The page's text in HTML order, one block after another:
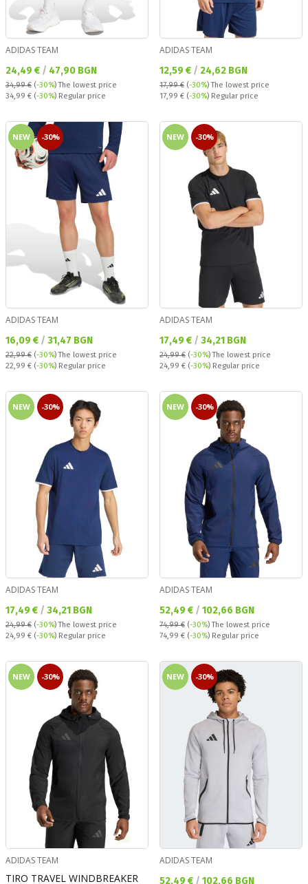
ADIDAS TEAM
Текуща цена:
24,49 € / 47,90 BGN
34,99 € (-30%)The lowest price
Regular price:
34,99 € (-30%) Regular price
ADIDAS TEAM
Текуща цена:
12,59 € / 24,62 BGN
17,99 € (-30%)The lowest price
Regular price:
17,99 € (-30%) Regular price
NEW -30%
ADIDAS TEAM
Текуща цена:
16,09 € / 31,47 BGN
22,99 € (-30%)The lowest price
Regular price:
22,99 € (-30%) Regular price
NEW -30%
ADIDAS TEAM
Текуща цена:
17,49 € / 34,21 BGN
24,99 € (-30%)The lowest price
Regular price:
24,99 € (-30%) Regular price
NEW -30%
ADIDAS TEAM
Текуща цена:
17,49 € / 34,21 BGN
24,99 € (-30%)The lowest price
Regular price:
24,99 € (-30%) Regular price
NEW -30%
ADIDAS TEAM
Текуща цена:
52,49 € / 102,66 BGN
74,99 € (-30%)The lowest price
Regular price:
74,99 € (-30%) Regular price
NEW -30%
ADIDAS TEAM
TIRO TRAVEL WINDBREAKER
NEW -30%
ADIDAS TEAM
Текуща цена:
52,49 € / 102,66 BGN